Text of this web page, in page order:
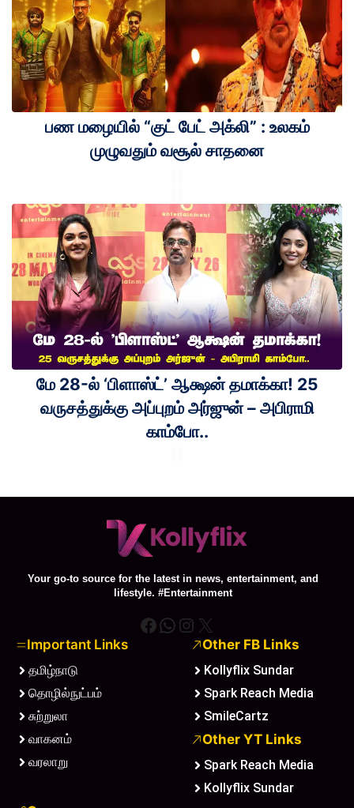
பண மழையில் “குட் பேட் அக்லி” : உலகம்
முழுவதும் வசூல் சாதனை
மே 28-ல் ‘பிளாஸ்ட்’ ஆக்ஷன் தமாக்கா! 25
வருசத்துக்கு அப்புறம் அர்ஜுன் – அபிராமி
காம்போ..
Your go-to source for the latest in news, entertainment, and
lifestyle. #Entertainment
Facebook
WhatsApp
Instagram
X
Important Links
தமிழ்நாடு
தொழில்நுட்பம்
சுற்றுலா
வாகனம்
வரலாறு
Other FB Links
Kollyflix Sundar
Spark Reach Media
SmileCartz
Other YT Links
Spark Reach Media
Kollyflix Sundar